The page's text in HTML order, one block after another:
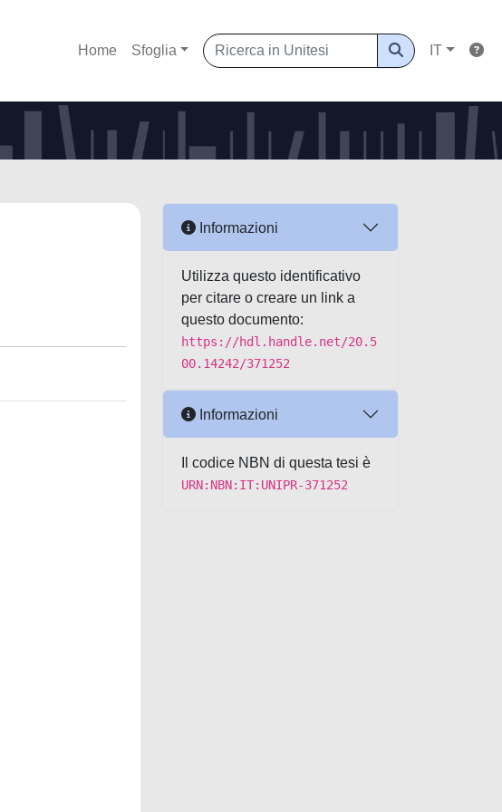
Home Sfoglia IT
Informazioni
Utilizza questo identificativo
per citare o creare un link a
questo documento:
https://hdl.handle.net/20.5
00.14242/371252
Informazioni
Il codice NBN di questa tesi è
URN:NBN:IT:UNIPR-371252